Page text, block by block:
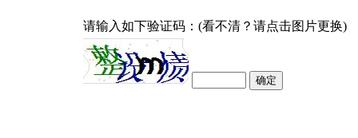
请输入如下验证码：(看不清？请点击图片更换)